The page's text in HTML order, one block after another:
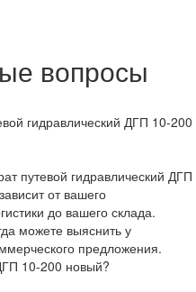
вопросы
гидравлический ДГП 10-200
путевой гидравлический ДГП
от вашего
до вашего склада.
можете выяснить у
предложения.
10-200 новый?